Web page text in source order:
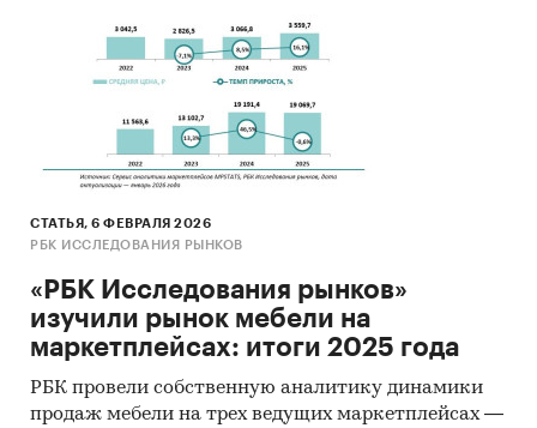
СТАТЬЯ, 6 ФЕВРАЛЯ 2026
РБК ИССЛЕДОВАНИЯ РЫНКОВ
«РБК Исследования рынков»
изучили рынок мебели на
маркетплейсах: итоги 2025 года
РБК провели собственную аналитику динамики
продаж мебели на трех ведущих маркетплейсах —